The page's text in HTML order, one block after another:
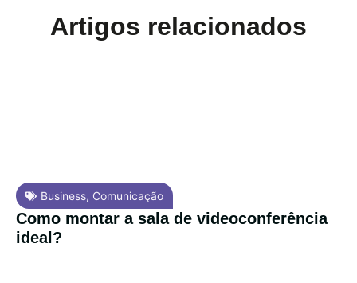
Artigos relacionados
Business, Comunicação
Como montar a sala de videoconferência
ideal?